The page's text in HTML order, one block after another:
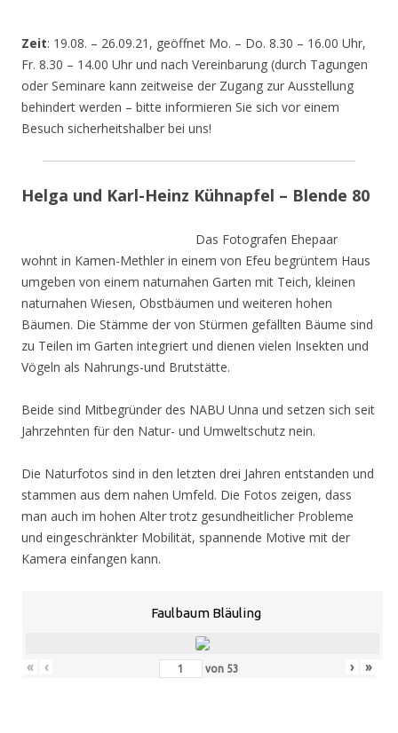
Zeit: 19.08. – 26.09.21, geöffnet Mo. – Do. 8.30 – 16.00 Uhr,
Fr. 8.30 – 14.00 Uhr und nach Vereinbarung (durch Tagungen
oder Seminare kann zeitweise der Zugang zur Ausstellung
behindert werden – bitte informieren Sie sich vor einem
Besuch sicherheitshalber bei uns!
Helga und Karl-Heinz Kühnapfel – Blende 80
Das Fotografen Ehepaar
wohnt in Kamen-Methler in einem von Efeu begrüntem Haus
umgeben von einem naturnahen Garten mit Teich, kleinen
naturnahen Wiesen, Obstbäumen und weiteren hohen
Bäumen. Die Stämme der von Stürmen gefällten Bäume sind
zu Teilen im Garten integriert und dienen vielen Insekten und
Vögeln als Nahrungs-und Brutstätte.
Beide sind Mitbegründer des NABU Unna und setzen sich seit
Jahrzehnten für den Natur- und Umweltschutz nein.
Die Naturfotos sind in den letzten drei Jahren entstanden und
stammen aus dem nahen Umfeld. Die Fotos zeigen, dass
man auch im hohen Alter trotz gesundheitlicher Probleme
und eingeschränkter Mobilität, spannende Motive mit der
Kamera einfangen kann.
Faulbaum Bläuling
« ‹ von 53 › »